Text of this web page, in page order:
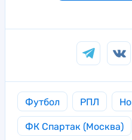
Футбол РПЛ
ФК Спартак (Москва)